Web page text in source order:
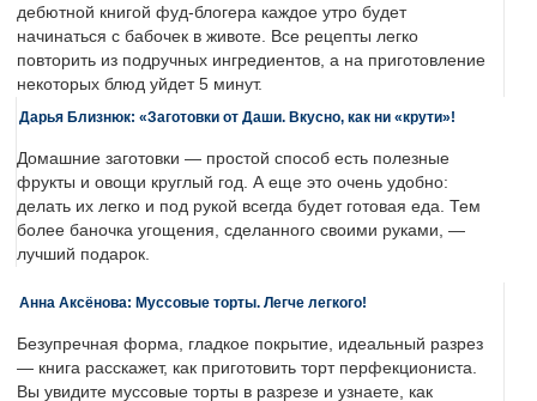
дебютной книгой фуд-блогера каждое утро будет
начинаться с бабочек в животе. Все рецепты легко
повторить из подручных ингредиентов, а на приготовление
некоторых блюд уйдет 5 минут.
Дарья Близнюк: «Заготовки от Даши. Вкусно, как ни «крути»!
Домашние заготовки — простой способ есть полезные
фрукты и овощи круглый год. А еще это очень удобно:
делать их легко и под рукой всегда будет готовая еда. Тем
более баночка угощения, сделанного своими руками, —
лучший подарок.
Анна Аксёнова: Муссовые торты. Легче легкого!
Безупречная форма, гладкое покрытие, идеальный разрез
— книга расскажет, как приготовить торт перфекциониста.
Вы увидите муссовые торты в разрезе и узнаете, как